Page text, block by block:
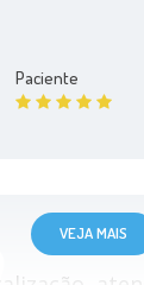
Paciente
VEJA MAIS